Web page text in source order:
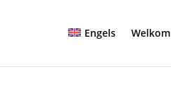
Engels Welkom